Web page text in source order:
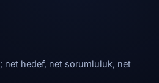
net hedef, net sorumluluk, net